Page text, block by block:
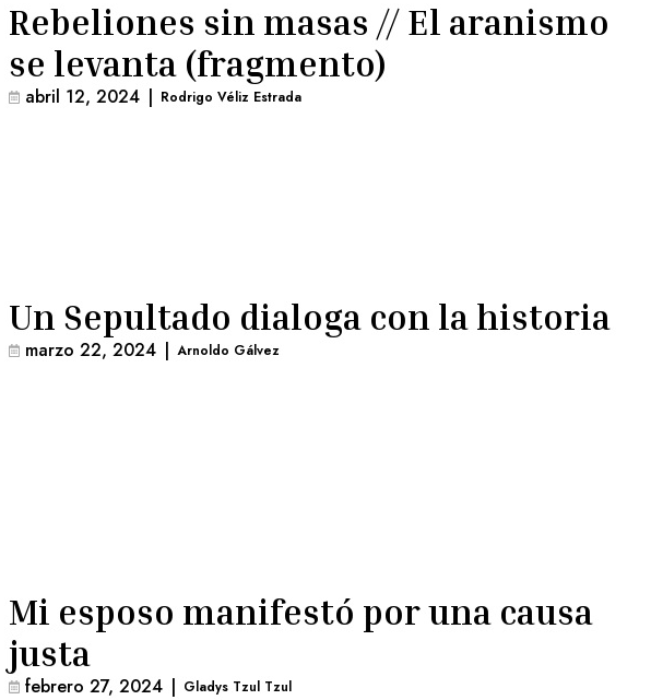
Rebeliones sin masas // El aranismo
se levanta (fragmento)
abril 12, 2024 | Rodrigo Véliz Estrada
Un Sepultado dialoga con la historia
marzo 22, 2024 | Arnoldo Gálvez
Mi esposo manifestó por una causa
justa
febrero 27, 2024 | Gladys Tzul Tzul